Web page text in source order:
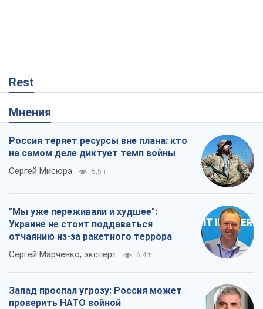
Rest
Мнения
Россия теряет ресурсы вне плана: кто
на самом деле диктует темп войны
Сергей Мисюра 5,5 т.
"Мы уже переживали и худшее":
Украине не стоит поддаваться
отчаянию из-за ракетного террора
Сергей Марченко, эксперт 6,4 т.
Запад проспал угрозу: Россия может
проверить НАТО войной